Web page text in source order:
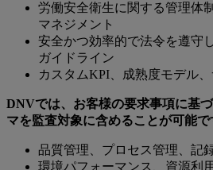
労働安全衛生に関する管理体
マネジメント
安全かつ効率的で法令を遵守
ガイドライン
カスタムKPI、成熟度モデル
DNVでは、お客様の要求事項に基
マを監査対象に含めることが可能で
品質管理、プロセス管理、記
環境パフォーマンス、資源利